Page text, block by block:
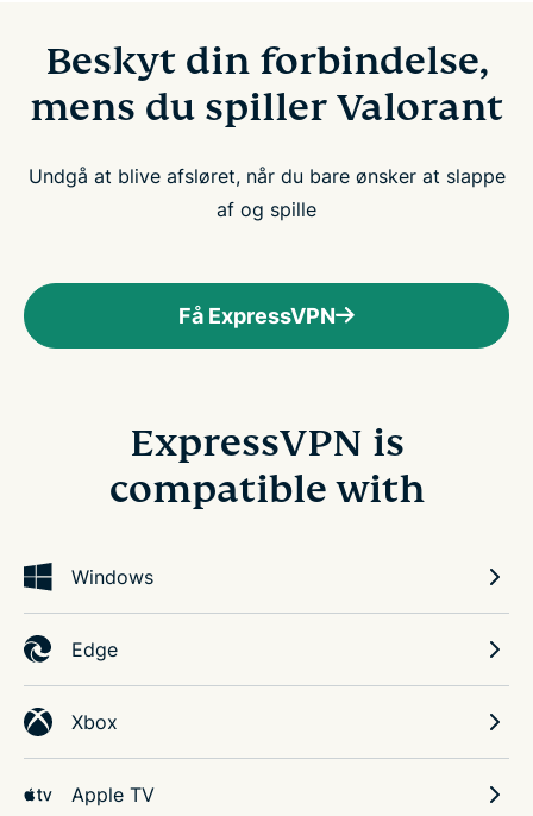
Beskyt din forbindelse,
mens du spiller Valorant
Undgå at blive afsløret, når du bare ønsker at slappe
af og spille
Få ExpressVPN
ExpressVPN is
compatible with
Windows
Edge
Xbox
Apple TV